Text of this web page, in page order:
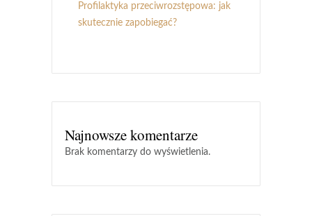
Profilaktyka przeciwrozstępowa: jak
skutecznie zapobiegać?
Najnowsze komentarze
Brak komentarzy do wyświetlenia.